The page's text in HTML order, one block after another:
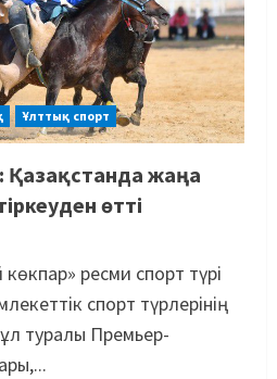
Ұлттық спорт
Қазақстанда жаңа
өтті
ресми спорт түрі
спорт түрлерінің
Бұл туралы Премьер-